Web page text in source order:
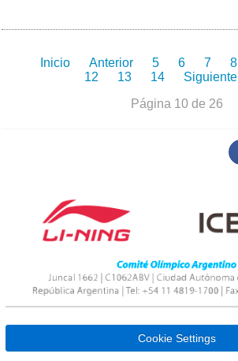
Inicio Anterior 5 6 7 8
12
13 14 Siguiente
Página 10 de 26
Cookie Settings